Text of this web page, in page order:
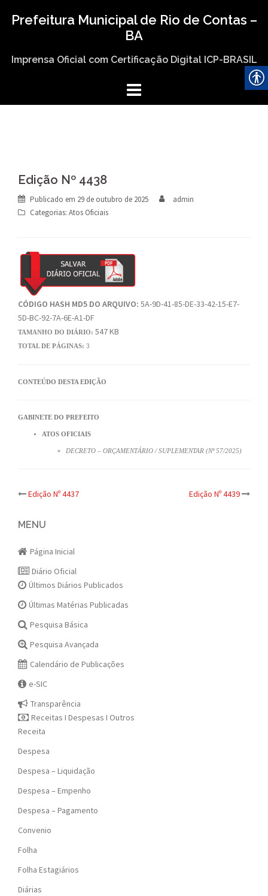
Prefeitura Municipal de Rio de Contas –
BA
Imprensa Oficial com Certificação Digital ICP-BRASIL
Edição Nº 4438
Publicado em 29 de outubro de 2025
admin
Categorias: Atos Oficiais
CÓDIGO HASH MD5 DO ARQUIVO: 5A-9D-41-85-DE-33-42-15-E7-
5D-BC-92-7A-6E-A1-DF
TAMANHO DO DIÁRIO: 547 KB
TOTAL DE PÁGINAS: 3
CONTEÚDO DESTA EDIÇÃO
GABINETE DO PREFEITO
ATOS OFICIAIS
DECRETO – ORÇAMENTÁRIO / SUPLEMENTAR (Nº 57/2025)
Post
navigation
Edição Nº 4437 Edição Nº 4439
MENU
Página Inicial
Diário Oficial
Últimos Diários Publicados
Últimas Matérias Publicadas
Pesquisa Básica
Pesquisa Avançada
Calendário de Publicações
e-SIC
Transparência
Receitas I Despesas I Outros
Receita
Despesa
Despesa – Liquidação
Despesa – Empenho
Despesa – Pagamento
Convenio
Folha
Folha Estagiários
Diárias